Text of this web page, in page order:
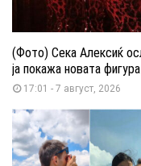
(Фото) Сека Алексиќ
ја покажа новата
17:01 - 7 август, 2026